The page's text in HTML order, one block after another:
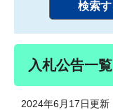
入札公告一覧
2024年6月17日更新